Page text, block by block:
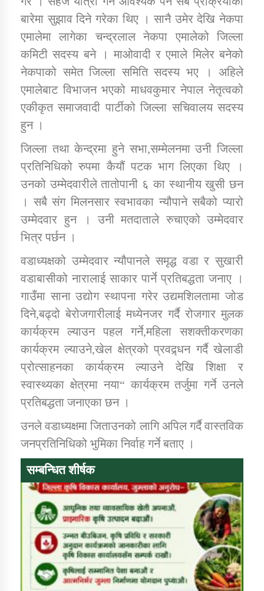
तातोपानी गाउँपालिकाको न्यायिक समिति सम्बन्धी सन्देश
तातोपानी गाउँपालिका जुम्लाको महिला तथा लैङ्गिक हिंसा
सम्बन्धी सूचना सन्देश
तातोपानी गाउँपालिका जुम्लाको महिनावारी सम्बन्धिकाे
सन्देश
तातोपानी गाउँपालिका जुम्लाको बालविवाह सन्देश
तातोपानी गाउँपालिका जुम्लाको सूचना
बारेमा सुझाव दिने गरेका थिए । सानै उमेर देखि नेकपा
एमालेमा लागेका चन्द्रलाल नेकपा एमालेको जिल्ला
कमिटी सदस्य बने । माओवादी र एमाले मिलेर बनेको
नेकपाको समेत जिल्ला समिति सदस्य भए । अहिले
एमालेबाट विभाजन भएको माधवकुमार नेपाल नेतृत्वको
एकीकृत समाजवादी पार्टीको जिल्ला सचिवालय सदस्य
हुन ।
जिल्ला तथा केन्द्रमा हुने सभा,सम्मेलनमा उनी जिल्ला
प्रतिनिधिको रुपमा कैयौं पटक भाग लिएका थिए ।
उनको उम्मेदवारीले तातोपानी ६ का स्थानीय खुसी छन
। सबै संग मिलनसार स्वभावका न्यौपाने सबैको प्यारो
उम्मेदवार हुन । उनी मतदाताले रुचाएको उम्मेदवार
भित्र पर्छन ।
वडाध्यक्षको उम्मेदवार न्यौपानले समृद्ध वडा र सुखारी
वडाबासीको नारालाई साकार पार्ने प्रतिबद्धता जनाए ।
गाउँमा साना उद्योग स्थापना गरेर उद्यमशिलतामा जोड
दिने,बढ्दो बेरोजगारीलाई मध्येनजर गर्दै रोजगार मुलक
कार्यक्रम ल्याउन पहल गर्ने,महिला सशक्तीकरणका
कार्यक्रम ल्याउने,खेल क्षेत्रको प्रवद्र्धन गर्दै खेलाडी
प्रोत्साहनका कार्यक्रम ल्याउने देखि शिक्षा र
स्वास्थ्यका क्षेत्रमा नया“ कार्यक्रम तर्जुमा गर्ने उनले
प्रतिबद्धता जनाएका छन ।
उनले वडाध्यक्षमा जिताउनको लागि अपिल गर्दै वास्तविक
जनप्रतिनिधिको भुमिका निर्वाह गर्ने बताए ।
सम्बन्धित शीर्षक